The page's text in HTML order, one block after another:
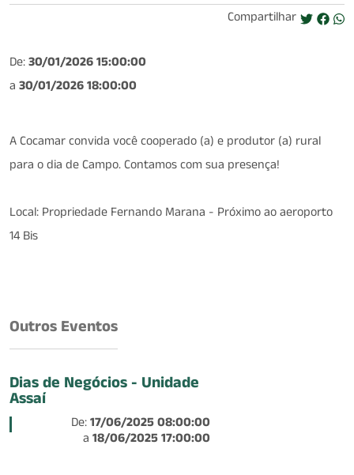
Compartilhar
De:30/01/2026 15:00:00
a 30/01/2026 18:00:00
A Cocamar convida você cooperado (a) e produtor (a) rural
para o dia de Campo. Contamos com sua presença!
Local: Propriedade Fernando Marana - Próximo ao aeroporto
14 Bis
Outros Eventos
Dias de Negócios - Unidade
Assaí
De:17/06/2025 08:00:00
a18/06/2025 17:00:00